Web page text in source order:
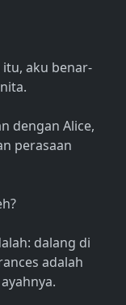
aku benar-
dengan Alice,
perasaan
dalang di
adalah